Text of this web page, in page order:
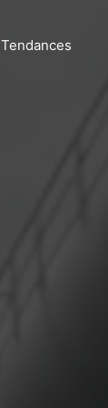
Tendances